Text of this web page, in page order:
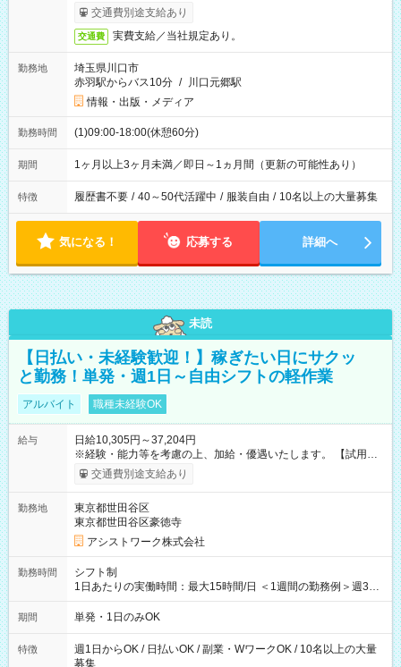
交通費別途支給あり
交通費 実費支給／当社規定あり。
勤務地
埼玉県川口市
赤羽駅からバス10分 / 川口元郷駅
情報・出版・メディア
勤務時間 (1)09:00-18:00(休憩60分)
期間 1ヶ月以上3ヶ月未満／即日～1ヵ月間（更新の可能性あり）
特徴 履歴書不要 / 40～50代活躍中 / 服装自由 / 10名以上の大量募集
気になる！ 応募する 詳細へ
未読
【日払い・未経験歓迎！】稼ぎたい日にサクッ
と勤務！単発・週1日～自由シフトの軽作業
アルバイト 職種未経験OK
給与
日給10,305円～37,204円
※経験・能力等を考慮の上、加給・優遇いたします。 【試用期
間】試用期間なし
交通費別途支給あり
勤務地
東京都世田谷区
東京都世田谷区豪徳寺
アシストワーク株式会社
勤務時間
シフト制
1日あたりの実働時間：最大15時間/日 ＜1週間の勤務例＞週3回
勤務 勤務：月・水・金 休み：火・木・土・日 好きな時にお仕事
可能です！ ※1日あたりの最大実働時間は日勤、夜勤共に勤務し
期間 単発・1日のみOK
特徴
週1日からOK / 日払いOK / 副業・WワークOK / 10名以上の大量
募集